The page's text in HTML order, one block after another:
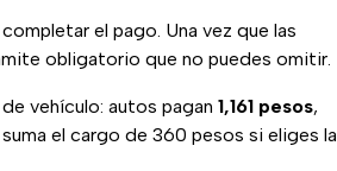
el pago. Una vez que las
obligatorio que no puedes omitir.
vehículo: autos pagan 1,161 pesos,
el cargo de 360 pesos si eliges la